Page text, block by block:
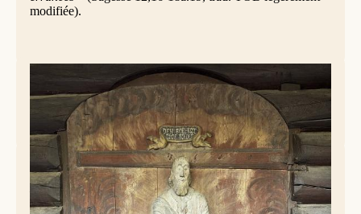
modifiée).
Zachée repentant, église de Sodorp, Vinstra, Norvège © Wolfmann | Wikimedia
Commons (CC BY-SA 4.0)
Trois regards sur Zachée (Luc 19,1-10)
Entré dans Jéricho, Jésus la traversait. Or, il y avait un
homme du nom de Zachée ; il était le chef des collecteurs